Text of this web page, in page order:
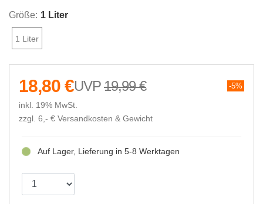
Größe: 1 Liter
1 Liter
19,99 € 5%
18,80 €
inkl. 19% MwSt.
zzgl. 6,- € Versandkosten & Gewicht
Auf Lager, Lieferung in 5-8 Werktagen